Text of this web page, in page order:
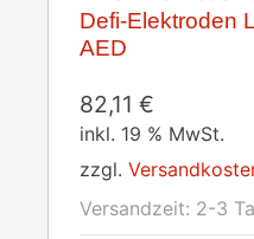
Defi-Elektroden
AED
82,11 €
inkl. 19 % MwSt.
zzgl.
Versandzeit: 2-3